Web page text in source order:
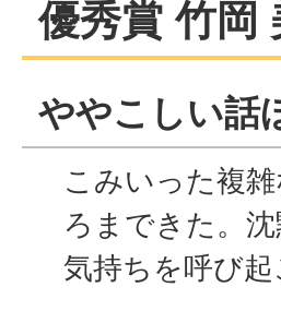
優秀賞 竹岡
ややこしい話
こみいった複
ろまできた。
気持ちを呼び